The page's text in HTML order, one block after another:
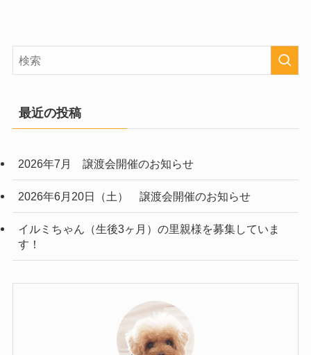
最近の投稿
2026年7月 譲渡会開催のお知らせ
2026年6月20日（土） 譲渡会開催のお知らせ
イルミちゃん（生後3ヶ月）の里親様を募集していま
す！